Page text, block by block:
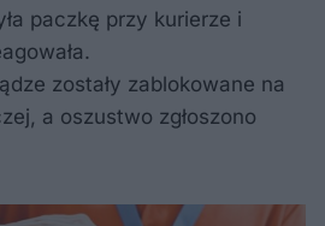
paczkę przy kurierze i
zostały zablokowane na
a oszustwo zgłoszono